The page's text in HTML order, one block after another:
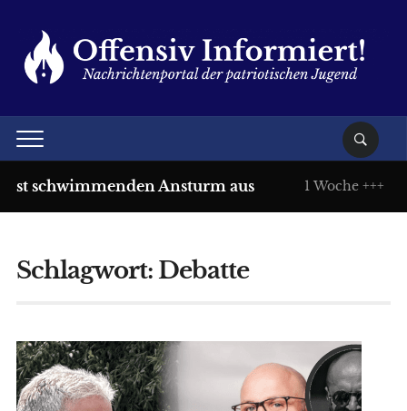
Ansturm aus 1 Woche +++
Schlagwort: Debatte